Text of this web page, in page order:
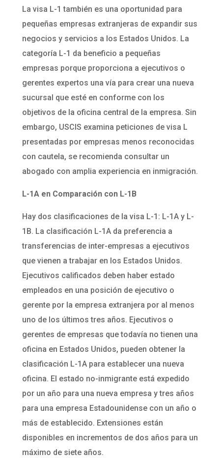
La visa L-1 también es una oportunidad para
pequeñas empresas extranjeras de expandir sus
negocios y servicios a los Estados Unidos. La
categoría L-1 da beneficio a pequeñas
empresas porque proporciona a ejecutivos o
gerentes expertos una vía para crear una nueva
sucursal que esté en conforme con los
objetivos de la oficina central de la empresa. Sin
embargo, USCIS examina peticiones de visa L
presentadas por empresas menos reconocidas
con cautela, se recomienda consultar un
abogado con amplia experiencia en inmigración.
L-1A en Comparación con L-1B
Hay dos clasificaciones de la visa L-1: L-1A y L-
1B. La clasificación L-1A da preferencia a
transferencias de inter-empresas a ejecutivos
que vienen a trabajar en los Estados Unidos.
Ejecutivos calificados deben haber estado
empleados en una posición de ejecutivo o
gerente por la empresa extranjera por al menos
uno de los últimos tres años. Ejecutivos o
gerentes de empresas que todavía no tienen una
oficina en Estados Unidos, pueden obtener la
clasificación L-1A para establecer una nueva
oficina. El estado no-inmigrante está expedido
por un año para una nueva empresa y tres años
para una empresa Estadounidense con un año o
más de establecido. Extensiones están
disponibles en incrementos de dos años para un
máximo de siete años.